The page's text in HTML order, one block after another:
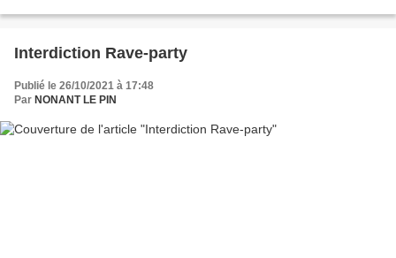
Interdiction Rave-party
Publié le 26/10/2021 à 17:48
Par NONANT LE PIN